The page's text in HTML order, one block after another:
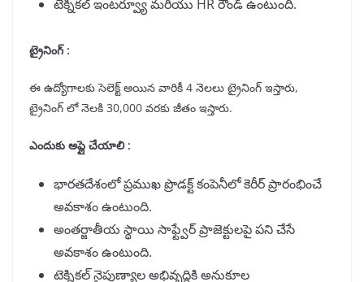
టెక్నికల్ ఇంటర్వ్యూ మరియు HR రౌండ్ ఉంటుంది.
ట్రైనింగ్ :
ఈ ఉద్యోగాలకు సెలెక్ట్ అయిన వారికీ 4 నెలలు ట్రైనింగ్ ఇస్తారు,
ట్రైనింగ్ లో నెలకి 30,000 వరకు జీతం ఇస్తారు.
ఎందుకు అప్లై చేయాలి :
భారతదేశంలో ప్రముఖ ప్రొడక్ట్ కంపెనీలో కెరీర్ ప్రారంభించే
అవకాశం ఉంటుంది.
అంతర్జాతీయ స్థాయి సాఫ్ట్వేర్ ప్రాజెక్టులపై పని చేసే
అవకాశం ఉంటుంది.
టెక్నికల్ నైపుణ్యాల అభివృద్ధికి అనుకూల